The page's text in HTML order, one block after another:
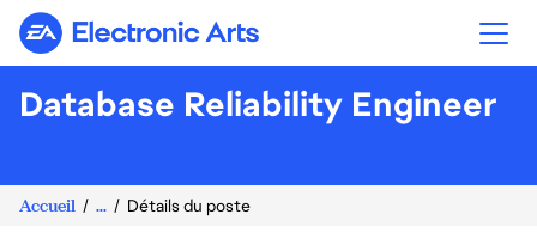
Electronic Arts
Database Reliability Engineer
Accueil ... Détails du poste